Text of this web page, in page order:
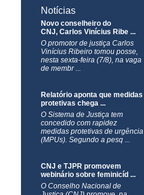
Notícias
Novo conselheiro do
CNJ, Carlos Vinícius Ribe ...
O promotor de justiça Carlos
Vinícius Ribeiro tomou posse,
nesta sexta-feira (7/8), na vaga
de membr ...
Relatório aponta que medidas
protetivas chega ...
O Sistema de Justiça tem
concedido com rapidez
medidas protetivas de urgência
(MPUs). Segundo a pesq ...
CNJ e TJPR promovem
webinário sobre feminicíd ...
O Conselho Nacional de